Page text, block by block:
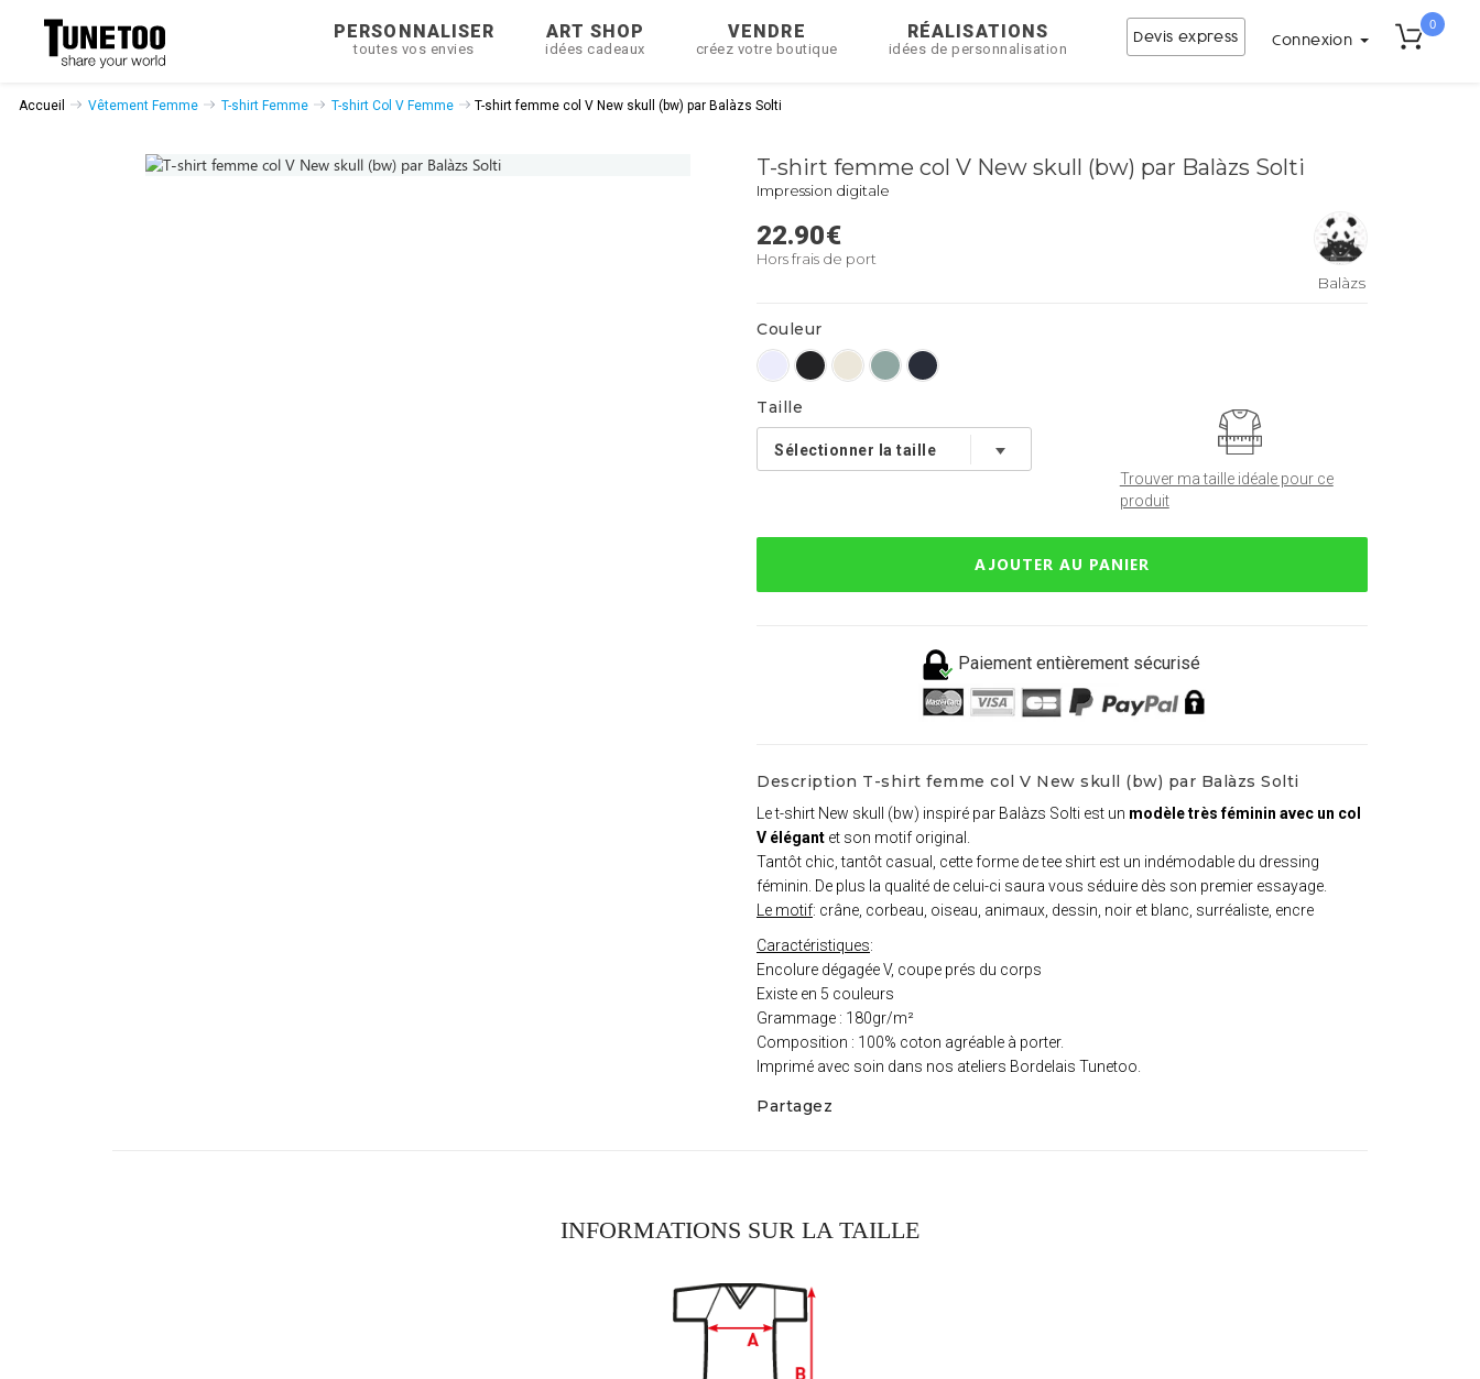
PERSONNALISER
toutes vos envies
ART SHOP
idées cadeaux
VENDRE
créez votre boutique
RÉALISATIONS
idées de personnalisation
Devis express Connexion
0
Accueil Vêtement Femme T-shirt Femme T-shirt Col V Femme T-shirt femme col V New skull (bw) par Balàzs Solti
T-shirt femme col V New skull (bw) par Balàzs Solti
Impression digitale
22.90€
Hors frais de port
Balàzs
Couleur
Taille
Trouver ma taille idéale pour ce
produit
AJOUTER AU PANIER
Paiement entièrement sécurisé
Description T-shirt femme col V New skull (bw) par Balàzs Solti
Le t-shirt New skull (bw) inspiré par Balàzs Solti est un modèle très féminin avec un col
V élégant et son motif original.
Tantôt chic, tantôt casual, cette forme de tee shirt est un indémodable du dressing
féminin. De plus la qualité de celui-ci saura vous séduire dès son premier essayage.
Le motif: crâne, corbeau, oiseau, animaux, dessin, noir et blanc, surréaliste, encre
Caractéristiques:
Encolure dégagée V, coupe prés du corps
Existe en 5 couleurs
Grammage : 180gr/m²
Composition : 100% coton agréable à porter.
Imprimé avec soin dans nos ateliers Bordelais Tunetoo.
Partagez
INFORMATIONS SUR LA TAILLE